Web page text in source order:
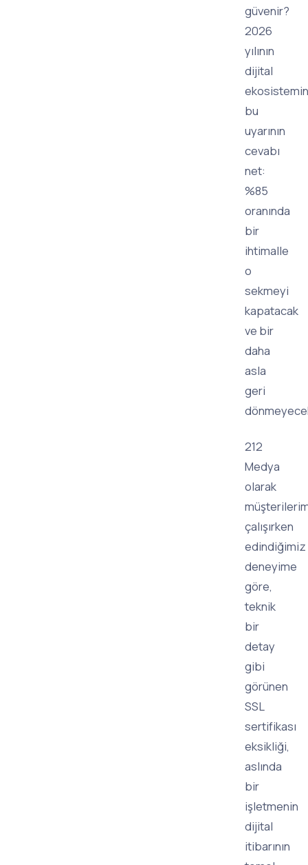
güvenir?
2026
yılının
dijital
bu
uyarının
cevabı
net:
%85
oranında
bir
ihtimalle
o
sekmeyi
kapatacak
ve bir
daha
asla
geri
212
Medya
olarak
çalışırken
edindiğimiz
deneyime
göre,
teknik
bir
detay
gibi
görünen
SSL
sertifikası
eksikliği,
aslında
bir
işletmenin
dijital
itibarının